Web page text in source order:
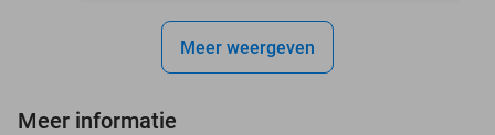
Meer weergeven
Meer informatie